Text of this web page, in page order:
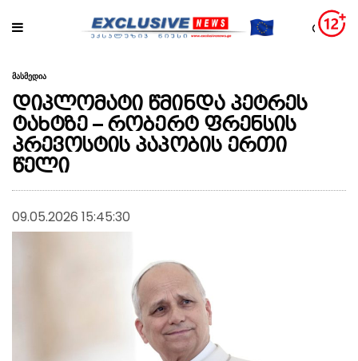
მასმედია
დიპლომატი წმინდა პეტრეს
ტახტზე – რობერტ ფრენსის
პრევოსტის პაპობის ერთი
წელი
09.05.2026 15:45:30